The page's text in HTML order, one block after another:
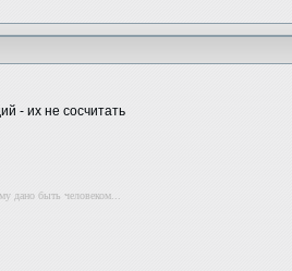
- их не сосчитать
дано быть человеком...